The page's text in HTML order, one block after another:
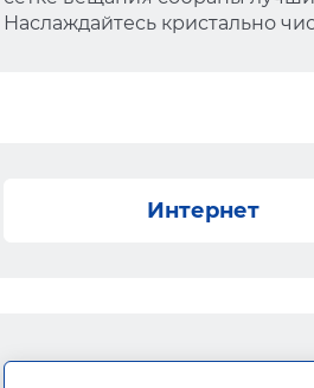
Наслаждайтесь кристально
Интернет